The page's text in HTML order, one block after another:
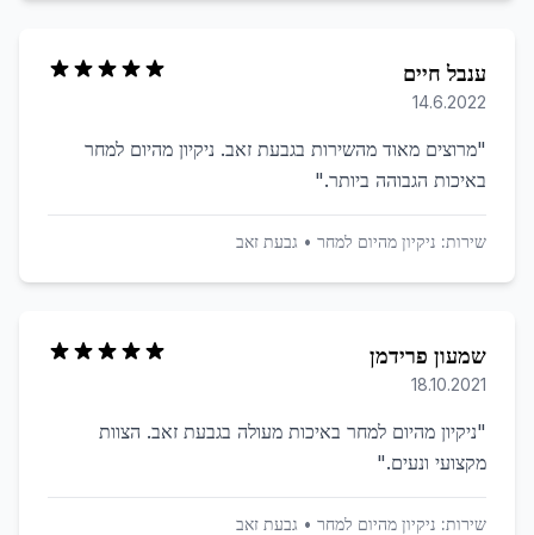
ענבל חיים
14.6.2022
"מרוצים מאוד מהשירות בגבעת זאב. ניקיון מהיום למחר
באיכות הגבוהה ביותר."
שירות: ניקיון מהיום למחר • גבעת זאב
שמעון פרידמן
18.10.2021
"ניקיון מהיום למחר באיכות מעולה בגבעת זאב. הצוות
מקצועי ונעים."
שירות: ניקיון מהיום למחר • גבעת זאב